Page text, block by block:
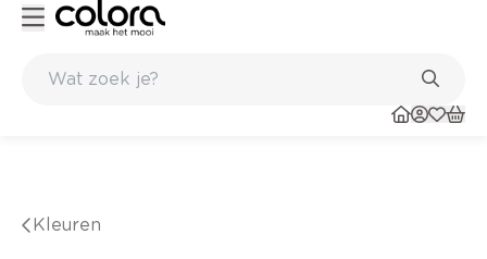
Kleuren